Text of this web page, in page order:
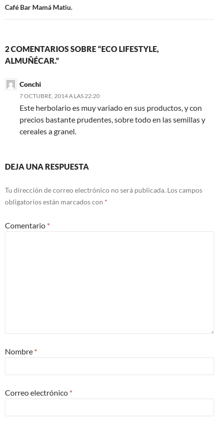
entradas
Café Bar Mamá Matiu.
2 COMENTARIOS SOBRE “ECO LIFESTYLE,
ALMUÑÉCAR.”
Conchi
7 OCTUBRE, 2014 A LAS 22:20
Este herbolario es muy variado en sus productos, y con
precios bastante prudentes, sobre todo en las semillas y
cereales a granel.
DEJA UNA RESPUESTA
Tu dirección de correo electrónico no será publicada. Los campos
obligatorios están marcados con *
Comentario *
Nombre *
Correo electrónico *